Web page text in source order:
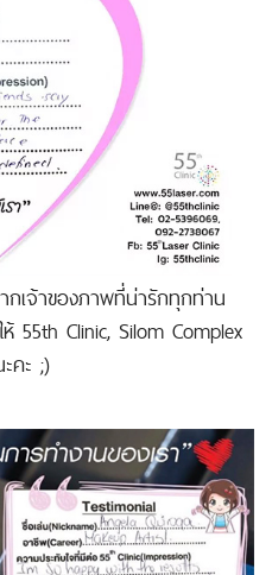
กเจ้าของภาพที่น่ารักทุกท่าน
55th Clinic, Silom Complex
คะ ;)